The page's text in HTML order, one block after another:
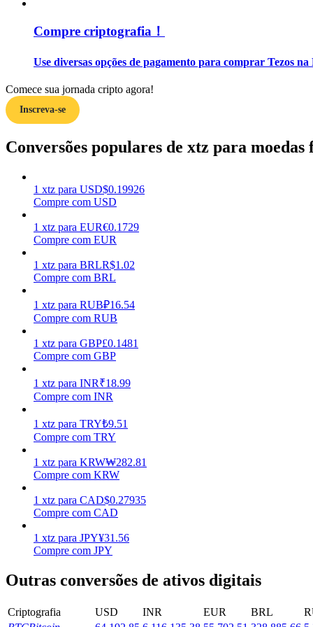
Guia
Estratégias de negociação
Aprenda como se manter lucrativo
Ganhar
Ganhe recompensas competitivas diariamente
Compre criptografia！
Use diversas opções de pagamento para comprar Tezos
Comece sua jornada cripto agora!
Inscreva-se
Conversões populares de xtz para moedas
1 xtz para USD$0.19926
Compre com USD
1 xtz para EUR€0.1729
Compre com EUR
1 xtz para BRLR$1.02
Compre com BRL
1 xtz para RUB₽16.54
Compre com RUB
1 xtz para GBP£0.1481
Compre com GBP
1 xtz para INR₹18.99
Compre com INR
1 xtz para TRY₺9.51
Compre com TRY
1 xtz para KRW₩282.81
Compre com KRW
1 xtz para CAD$0.27935
Compre com CAD
1 xtz para JPY¥31.56
Compre com JPY
Outras conversões de ativos digitais
Criptografia USD INR EUR BRL